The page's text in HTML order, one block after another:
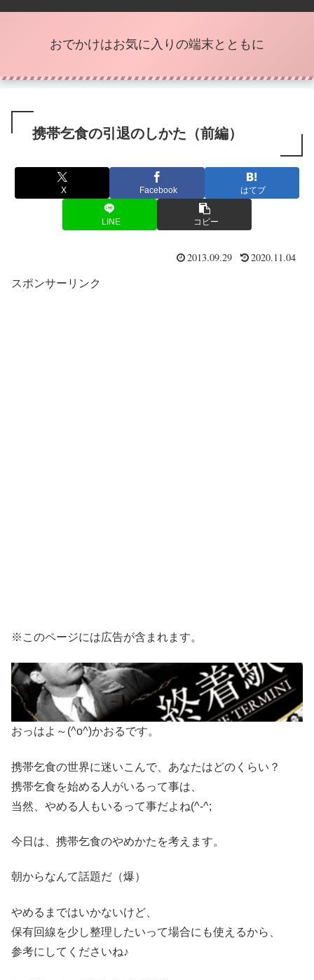
おでかけはお気に入りの端末とともに
携帯乞食の引退のしかた（前編）
X Facebook はてブ
LINE コピー
2013.09.29 2020.11.04
スポンサーリンク
※このページには広告が含まれます。
おっはよ～(^o^)かおるです。
携帯乞食の世界に迷いこんで、あなたはどのくらい？
携帯乞食を始める人がいるって事は、
当然、やめる人もいるって事だよね(^-^;
今日は、携帯乞食のやめかたを考えます。
朝からなんて話題だ（爆）
やめるまではいかないけど、
保有回線を少し整理したいって場合にも使えるから、
参考にしてくださいね♪